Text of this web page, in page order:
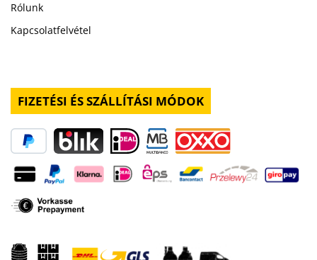
Rólunk
Kapcsolatfelvétel
FIZETÉSI ÉS SZÁLLÍTÁSI MÓDOK